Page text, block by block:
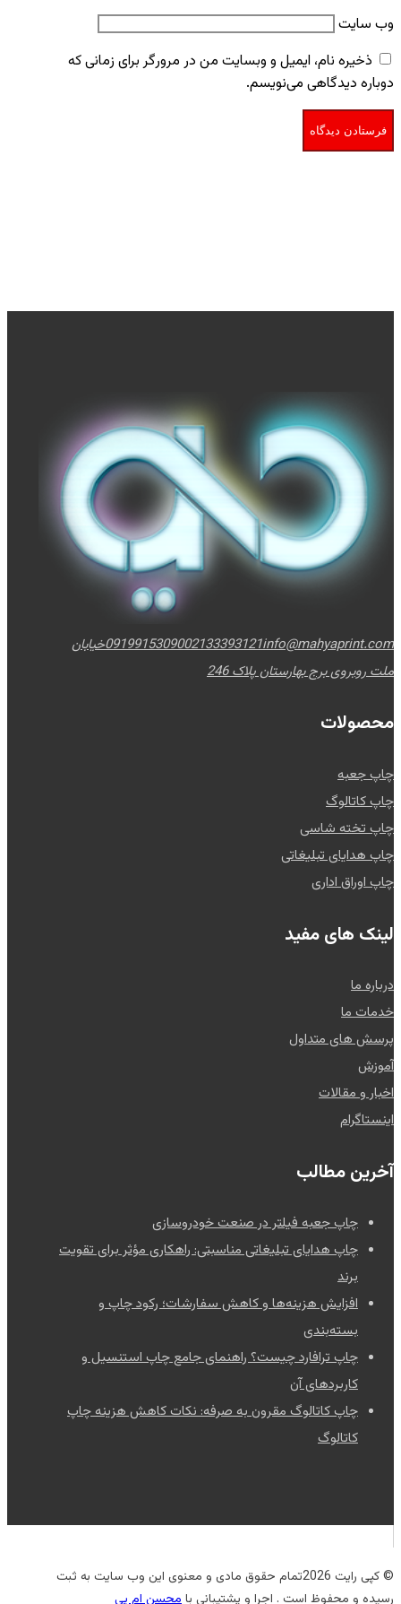
وب‌ سایت
ذخیره نام، ایمیل و وبسایت من در مرورگر برای زمانی که
دوباره دیدگاهی می‌نویسم.
0919915309002133393121info@mahyaprint.com
خیابان
ملت روبروی برج بهارستان پلاک 246
محصولات
چاپ جعبه
چاپ کاتالوگ
چاپ تخته شاسی
چاپ هدایای تبلیغاتی
چاپ اوراق اداری
لینک های مفید
درباره ما
خدمات ما
پرسش های متداول
آموزش
اخبار و مقالات
اینستاگرام
آخرین مطالب
چاپ جعبه فیلتر در صنعت خودروسازی
چاپ هدایای تبلیغاتی مناسبتی: راهکاری مؤثر برای تقویت
برند
افزایش هزینه‌ها و کاهش سفارشات؛ رکود چاپ و
بسته‌بندی
چاپ ترافارد چیست؟ راهنمای جامع چاپ استنسیل و
کاربردهای آن
چاپ کاتالوگ مقرون به صرفه: نکات کاهش هزینه چاپ
کاتالوگ
© کپی رایت 2026تمام حقوق مادی و معنوی این وب سایت به ثبت
رسیده و محفوظ است . اجرا و پشتیبانی بامحسن ام پی